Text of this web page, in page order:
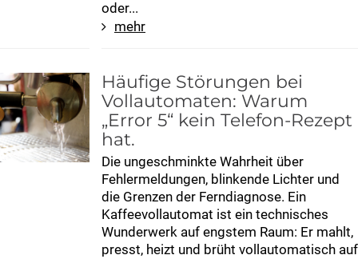
oder...
mehr
Häufige Störungen bei
Vollautomaten: Warum
„Error 5“ kein Telefon-Rezept
hat.
Die ungeschminkte Wahrheit über
Fehlermeldungen, blinkende Lichter und
die Grenzen der Ferndiagnose. Ein
Kaffeevollautomat ist ein technisches
Wunderwerk auf engstem Raum: Er mahlt,
presst, heizt und brüht vollautomatisch auf